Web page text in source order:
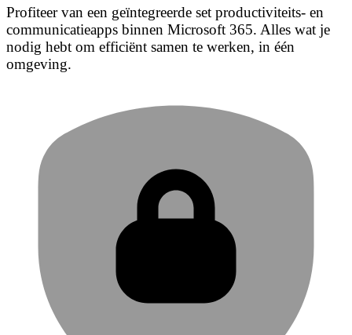
Profiteer van een geïntegreerde set productiviteits- en
communicatieapps binnen Microsoft 365. Alles wat je
nodig hebt om efficiënt samen te werken, in één
omgeving.